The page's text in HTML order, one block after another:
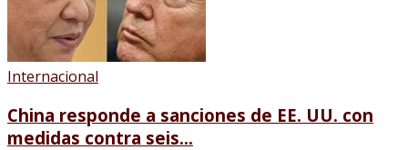
Internacional
China responde a sanciones de EE. UU. con
medidas contra seis...